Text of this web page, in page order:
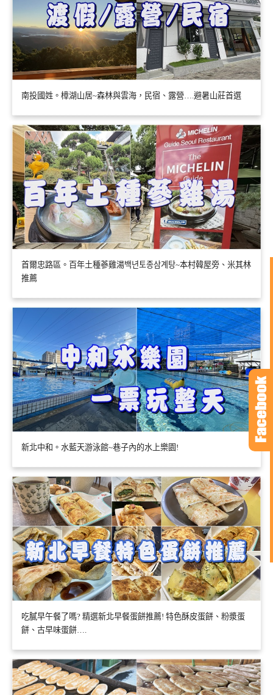
南投國姓。樟湖山居~森林與雲海，民宿、露營….避暑山莊首選
首爾忠路區。百年土種蔘雞湯백년토종삼계탕~本村韓屋旁、米其林
推薦
新北中和。水藍天游泳館~巷子內的水上樂園!
吃膩早午餐了嗎? 精選新北早餐蛋餅推薦! 特色酥皮蛋餅、粉漿蛋
餅、古早味蛋餅….